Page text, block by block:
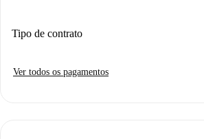
Tipo de contrato
Ver todos os pagamentos